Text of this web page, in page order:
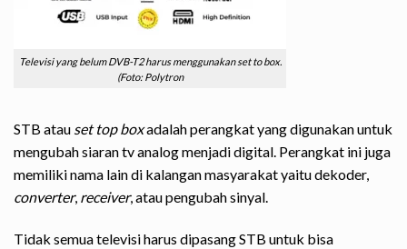
Televisi yang belum DVB-T2 harus menggunakan set to box.
(Foto: Polytron
STB atau set top boxadalah perangkat yang digunakan untuk
mengubah siaran tv analog menjadi digital. Perangkat ini juga
memiliki nama lain di kalangan masyarakat yaitu dekoder,
converter, receiver, atau pengubah sinyal.
Tidak semua televisi harus dipasang STB untuk bisa